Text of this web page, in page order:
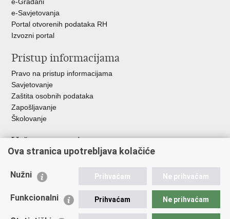
e-Savjetovanja
Portal otvorenih podataka RH
Izvozni portal
Pristup informacijama
Pravo na pristup informacijama
Savjetovanje
Zaštita osobnih podataka
Zapošljavanje
Školovanje
Važne poveznice
Ministarstvo unutarnjih poslova
Udruge
Policijska akademija
Ova stranica upotrebljava kolačiće
Nužni Prihvaćam Ne prihvaćam
Funkcionalni Prihvaćam Ne prihvaćam